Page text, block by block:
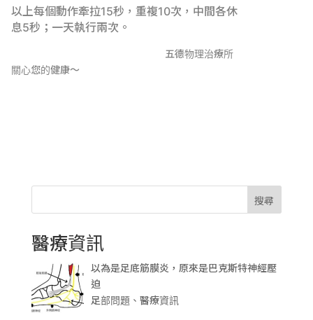
以上每個動作牽拉15秒，重複10次，中間各休
息5秒；一天執行兩次。
五德物理治療所
關心您的健康～
搜尋
醫療資訊
以為是足底筋膜炎，原來是巴克斯特神經壓
迫
足部問題、醫療資訊